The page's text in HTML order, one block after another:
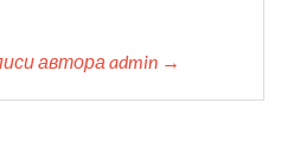
автора admin →